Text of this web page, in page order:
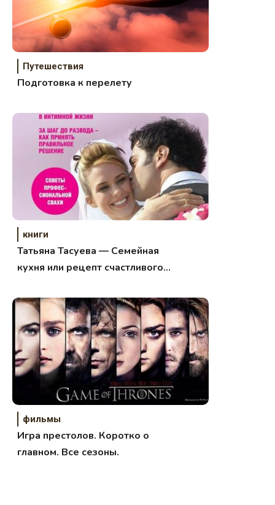
Путешествия
Подготовка к перелету
книги
Татьяна Тасуева — Семейная
кухня или рецепт счастливого
фильмы
Игра престолов. Коротко о
главном. Все сезоны.